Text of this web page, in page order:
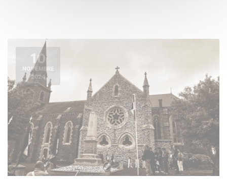
10
NOVEMBRE
2024